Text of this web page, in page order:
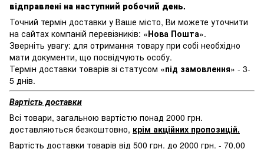
відправлені на наступний робочий день.
Точний термін доставки у Ваше місто, Ви можете уточнити
на сайтах компаній перевізників: «Нова Пошта».
Зверніть увагу: для отримання товару при собі необхідно
мати документи, що посвідчують особу.
Термін доставки товарів зі статусом «під замовлення» - 3-
5 днів.
Вартість доставки
Всі товари, загальною вартістю понад 2000 грн.
доставляються безкоштовно, крім акційних пропозицій.
Вартість доставки товарів від 500 грн. до 2000 грн. - 70,00